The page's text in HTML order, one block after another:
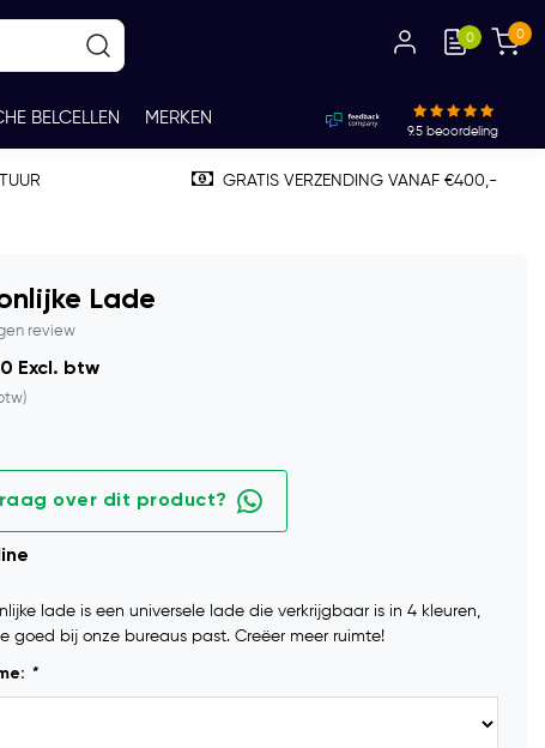
0 0
BELCELLEN MERKEN
9.5 beoordeling
GRATIS VERZENDING VANAF €400,-
Lade
review
Excl. btw
over dit product?
lade is een universele lade die verkrijgbaar is in 4 kleuren,
goed bij onze bureaus past. Creëer meer ruimte!
*